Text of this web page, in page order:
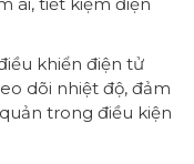
khiển điện tử
dõi nhiệt độ, đảm
trong điều kiện